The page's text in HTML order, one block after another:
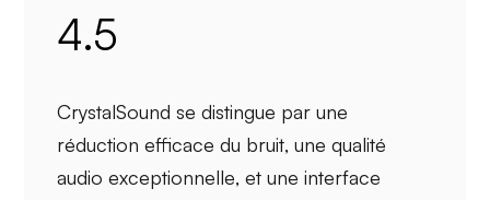
4.5
CrystalSound se distingue par une
réduction efficace du bruit, unequalité
audio exceptionnelle, et uneinterface